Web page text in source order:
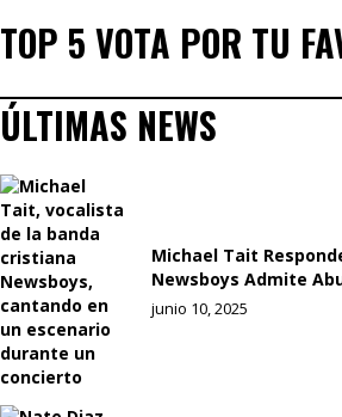
TOP 5 VOTA POR TU
ÚLTIMAS NEWS
Michael Tait
Newsboys Admite
junio 10, 2025